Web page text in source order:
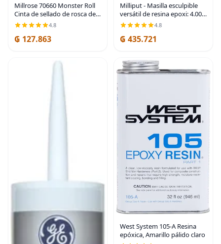
Millrose 70660 Monster Roll
Cinta de sellado de rosca de
PTFE, 1/2 pulgada x 260
pulgadas, azul | Dense blue
PTFE tape seals threaded
4.8
₲ 127.863
Milliput - Masilla esculpible
versátil de resina epoxi: 4.00
oz: amarillo gris
4.8
₲ 435.721
West System 105-A Resina
epóxica, Amarillo pálido claro